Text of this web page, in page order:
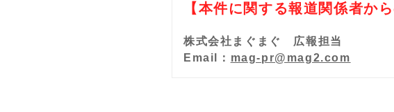
【本件に関する報道関係者か
株式会社まぐまぐ 広報担当
Email： mag-pr@mag2.com